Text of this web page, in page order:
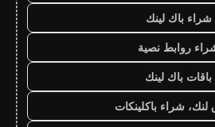
شراء باك لينك
روابط نصية
باقات باك لينك
لنك، شراء باكلينكات